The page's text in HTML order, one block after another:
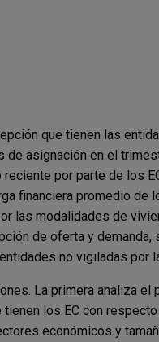
que tienen las
asignación en el
por parte de los
financiera promedio de
las modalidades de
de oferta y demanda,
no vigiladas por
La primera analiza el
los EC con
económicos y